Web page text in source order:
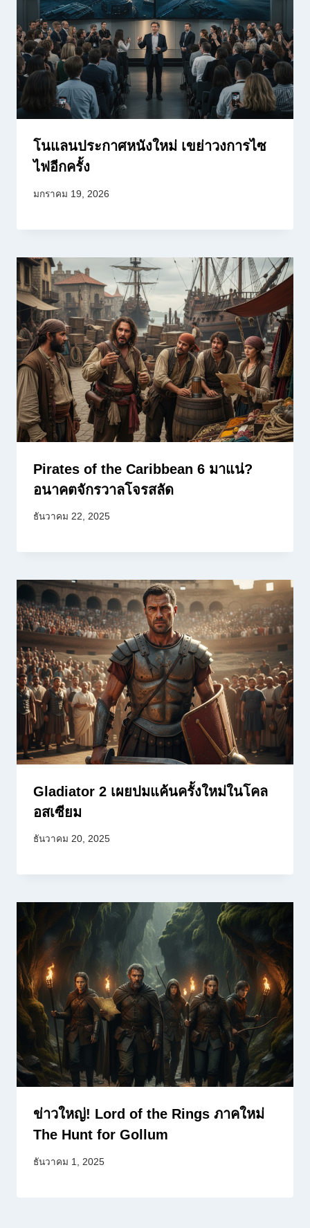
โนแลนประกาศหนังใหม่ เขย่าวงการไซ
ไฟอีกครั้ง
มกราคม 19, 2026
Pirates of the Caribbean 6 มาแน่?
อนาคตจักรวาลโจรสลัด
ธันวาคม 22, 2025
Gladiator 2 เผยปมแค้นครั้งใหม่ในโคล
อสเซียม
ธันวาคม 20, 2025
ข่าวใหญ่! Lord of the Rings ภาคใหม่
The Hunt for Gollum
ธันวาคม 1, 2025